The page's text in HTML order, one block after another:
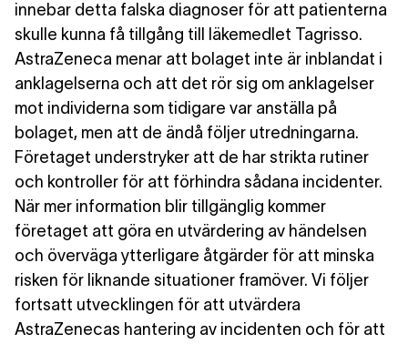
innebar detta falska diagnoser för att patienterna
skulle kunna få tillgång till läkemedlet Tagrisso.
AstraZeneca menar att bolaget inte är inblandat i
anklagelserna och att det rör sig om anklagelser
mot individerna som tidigare var anställa på
bolaget, men att de ändå följer utredningarna.
Företaget understryker att de har strikta rutiner
och kontroller för att förhindra sådana incidenter.
När mer information blir tillgänglig kommer
företaget att göra en utvärdering av händelsen
och överväga ytterligare åtgärder för att minska
risken för liknande situationer framöver. Vi följer
fortsatt utvecklingen för att utvärdera
AstraZenecas hantering av incidenten och för att